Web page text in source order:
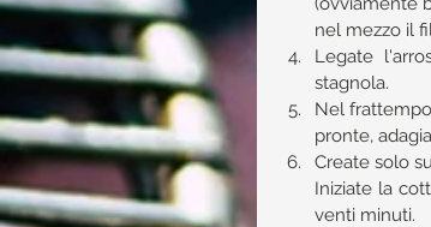
nel mezzo il
Legate
stagnola.
Nel
pronte,
Create solo
Iniziate la
venti minuti.